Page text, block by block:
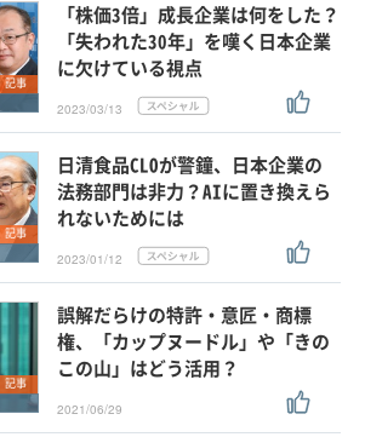
記事
「株価3倍」成長企業は何をした？
「失われた30年」を嘆く日本企業
に欠けている視点
2023/03/13
記事
日清食品CLOが警鐘、日本企業の
法務部門は非力？AIに置き換えら
れないためには
2023/01/12
記事
誤解だらけの特許・意匠・商標
権、「カップヌードル」や「きの
この山」はどう活用？
2021/06/29